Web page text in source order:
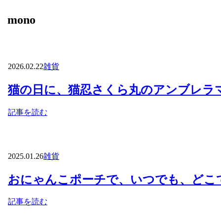
mono
2026.02.22雑貨
猫の日に、猫忍さくら丸のアンブレラ
記事を読む
2025.01.26雑貨
おにゃんこポーチで、いつでも、ど
記事を読む